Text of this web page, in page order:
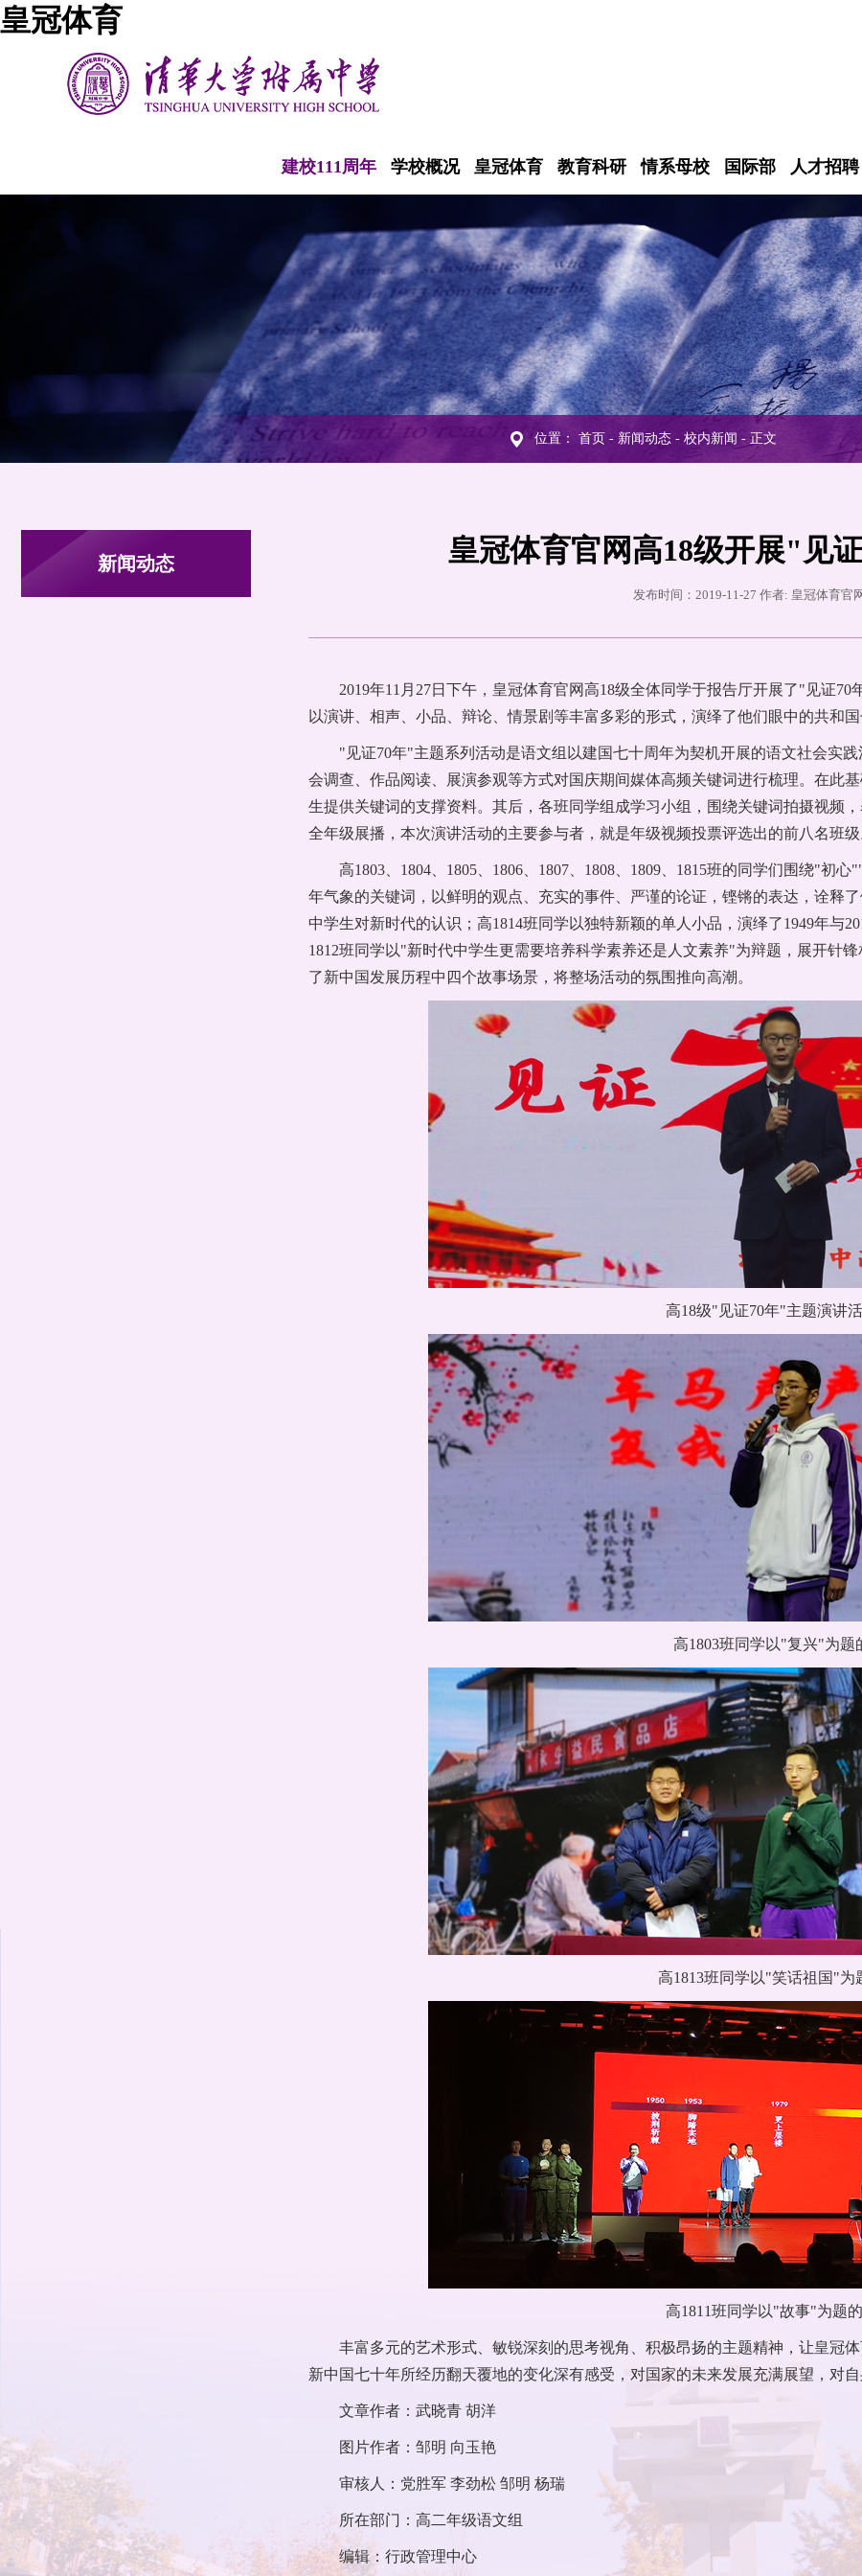
皇冠体育
建校111周年 学校概况 皇冠体育 教育科研 情系母校 国际部 人才招聘
位置： 首页 - 新闻动态 - 校内新闻 - 正文
新闻动态 皇冠体育官网高18级开展"见
发布时间：2019-11-27 作者: 皇冠体育官
2019年11月27日下午，皇冠体育官网高18级全体同学于报告厅开展了"见证
以演讲、相声、小品、辩论、情景剧等丰富多彩的形式，演绎了他们眼中的共和国
"见证70年"主题系列活动是语文组以建国七十周年为契机开展的语文社会实
会调查、作品阅读、展演参观等方式对国庆期间媒体高频关键词进行梳理。在此
生提供关键词的支撑资料。其后，各班同学组成学习小组，围绕关键词拍摄视频
全年级展播，本次演讲活动的主要参与者，就是年级视频投票评选出的前八名班级
高1803、1804、1805、1806、1807、1808、1809、1815班的同学们围绕"
年气象的关键词，以鲜明的观点、充实的事件、严谨的论证，铿锵的表达，诠释
中学生对新时代的认识；高1814班同学以独特新颖的单人小品，演绎了1949年与
1812班同学以"新时代中学生更需要培养科学素养还是人文素养"为辩题，展开针
了新中国发展历程中四个故事场景，将整场活动的氛围推向高潮。
高18级"见证70年"主题演讲
高1803班同学以"复兴"为题
高1813班同学以"笑话祖国"为
高1811班同学以"故事"为题
丰富多元的艺术形式、敏锐深刻的思考视角、积极昂扬的主题精神，让皇冠
新中国七十年所经历翻天覆地的变化深有感受，对国家的未来发展充满展望，对
文章作者：武晓青 胡洋
图片作者：邹明 向玉艳
审核人：党胜军 李劲松 邹明 杨瑞
所在部门：高二年级语文组
编辑：行政管理中心